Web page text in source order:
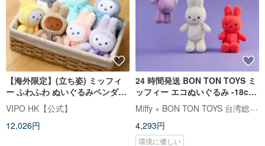
【海外限定】(立ち姿) ミッフィ
ー ふわふわ ぬいぐるみペンダン
ト ブラインドボックス(アソート
ボックス・6入・重複な
し)MIF37474
VIPO HK【公式】
12,026円
24 時間発送 BON TON TOYS ミ
ッフィー エコぬいぐるみ -18cm
(3 色)
Miffy × BON TON TOYS 台湾総代理店
4,293円
環境に優しい